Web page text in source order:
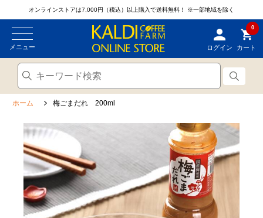
オンラインストアは7,000円（税込）以上購入で送料無料！ ※一部地域を除く
メニュー ログイン
0
カート
ホーム 梅ごまだれ 200ml